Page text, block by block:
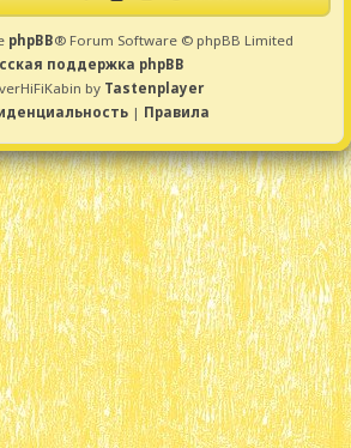
phpBB® Forum Software © phpBB Limited
поддержка phpBB
by Tastenplayer
| Правила